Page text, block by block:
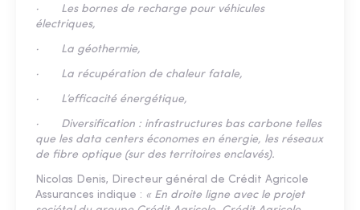
· Les bornes de recharge pour véhicules
électriques,
· La géothermie,
· La récupération de chaleur fatale,
· L’efficacité énergétique,
· Diversification : infrastructures bas carbone telles
que les data centers économes en énergie, les réseaux
de fibre optique (sur des territoires enclavés).
Nicolas Denis, Directeur général de Crédit Agricole
Assurances indique : « En droite ligne avec le projet